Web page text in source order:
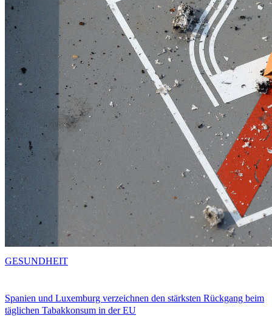
Spanien und Luxemburg verzeichnen den stärksten Rückgang beim
täglichen Tabakkonsum in der EU
GESUNDHEIT